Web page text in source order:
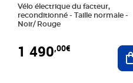
Vélo électrique du facteur,
reconditionné - Taille normale -
Noir/ Rouge
1 490,00€